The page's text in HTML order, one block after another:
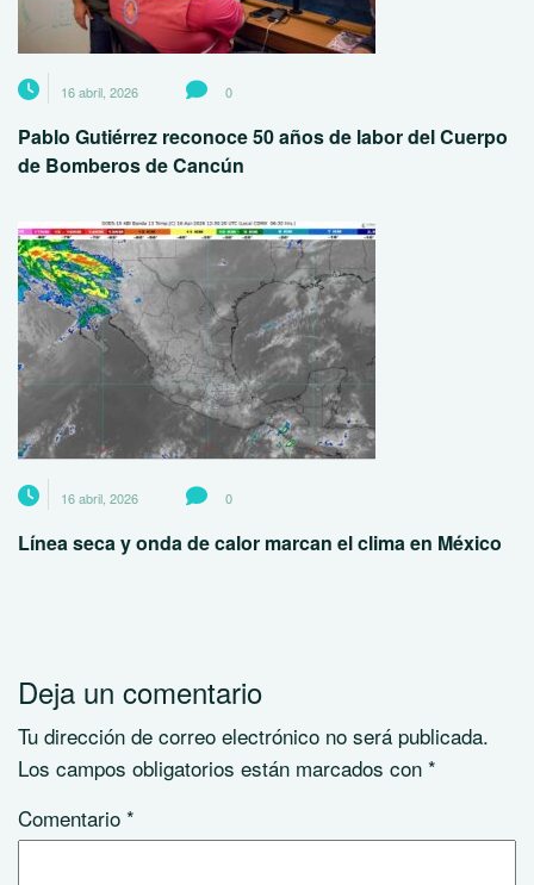
16 abril, 2026 0
Pablo Gutiérrez reconoce 50 años de labor del Cuerpo
de Bomberos de Cancún
16 abril, 2026 0
Línea seca y onda de calor marcan el clima en México
Deja un comentario
Tu dirección de correo electrónico no será publicada.
Los campos obligatorios están marcados con *
Comentario *